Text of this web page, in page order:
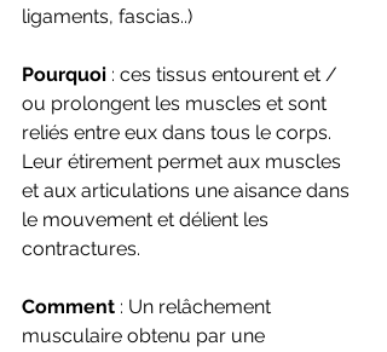
ligaments, fascias..)
Pourquoi : ces tissus entourent et /
ou prolongent les muscles et sont
reliés entre eux dans tous le corps.
Leur étirement permet aux muscles
et aux articulations une aisance dans
le mouvement et délient les
contractures.
Comment : Un relâchement
musculaire obtenu par une